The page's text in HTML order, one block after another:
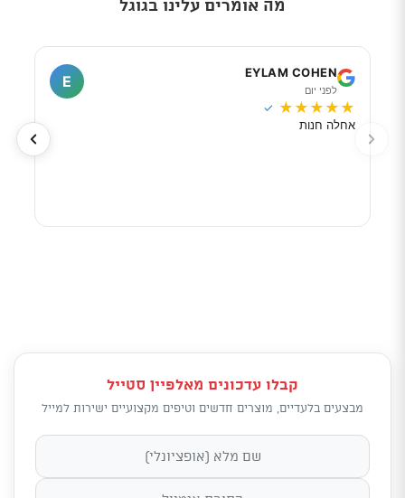
מה אומרים עלינו בגוגל
EYLAM COHEN
לפני יום
E
★
★
★
★
★
✓
אחלה חנות
קבלו עדכונים מאלפיין סטייל
מבצעים בלעדיים, מוצרים חדשים וטיפים מקצועיים ישירות למייל